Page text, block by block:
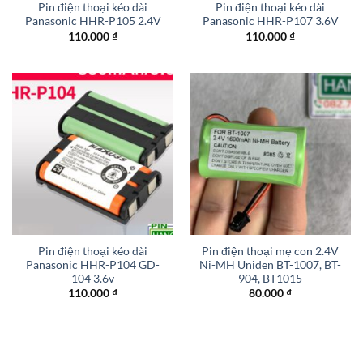
Pin điện thoại kéo dài
Panasonic HHR-P105 2.4V
110.000₫
Pin điện thoại kéo dài
Panasonic HHR-P107 3.6V
110.000₫
Pin điện thoại kéo dài
Panasonic HHR-P104 GD-
104 3.6v
110.000₫
Pin điện thoại mẹ con 2.4V
Ni-MH Uniden BT-1007, BT-
904, BT1015
80.000₫